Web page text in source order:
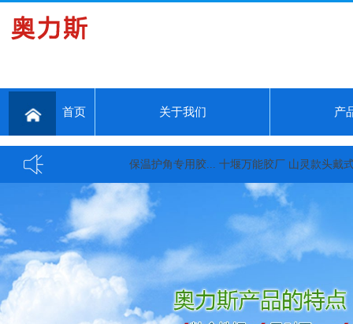
首页 关于我们 产
保温护角专用胶... 十堰万能胶厂 山灵款头戴式